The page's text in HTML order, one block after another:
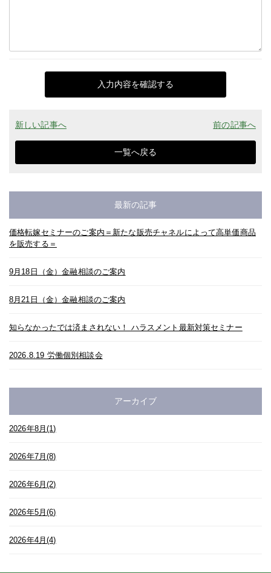
入力内容を確認する
新しい記事へ 前の記事へ
一覧へ戻る
最新の記事
価格転嫁セミナーのご案内＝新たな販売チャネルによって高単価商品
を販売する＝
9月18日（金）金融相談のご案内
8月21日（金）金融相談のご案内
知らなかったでは済まされない！ ハラスメント最新対策セミナー
2026.8.19 労働個別相談会
アーカイブ
2026年8月(1)
2026年7月(8)
2026年6月(2)
2026年5月(6)
2026年4月(4)